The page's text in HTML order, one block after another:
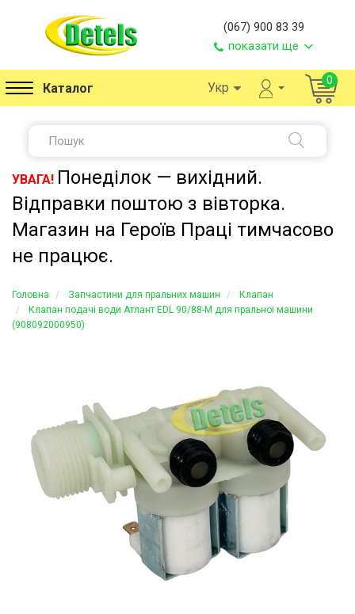
(067) 900 83 39
показати ще
Каталог Укр 0
УВАГА! Понеділок — вихідний.
Відправки поштою з вівторка.
Магазин на Героїв Праці тимчасово
не працює.
Головна Запчастини для пральних машин
Клапан
Клапан подачі води Атлант EDL 90/88-M для пральної машини
(908092000950)